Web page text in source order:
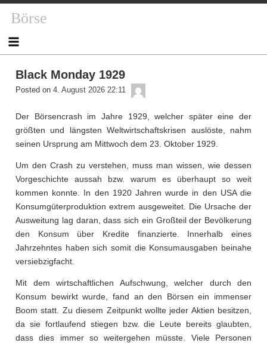
Börse
Black Monday 1929
Posted on 4. August 2026 22:11
Der Börsencrash im Jahre 1929, welcher später eine der
größten und längsten Weltwirtschaftskrisen auslöste, nahm
seinen Ursprung am Mittwoch dem 23. Oktober 1929.
Um den Crash zu verstehen, muss man wissen, wie dessen
Vorgeschichte aussah bzw. warum es überhaupt so weit
kommen konnte. In den 1920 Jahren wurde in den USA die
Konsumgüterproduktion extrem ausgeweitet. Die Ursache der
Ausweitung lag daran, dass sich ein Großteil der Bevölkerung
den Konsum über Kredite finanzierte. Innerhalb eines
Jahrzehntes haben sich somit die Konsumausgaben beinahe
versiebzigfacht.
Mit dem wirtschaftlichen Aufschwung, welcher durch den
Konsum bewirkt wurde, fand an den Börsen ein immenser
Boom statt. Zu diesem Zeitpunkt wollte jeder Aktien besitzen,
da sie fortlaufend stiegen bzw. die Leute bereits glaubten,
dass dies immer so weitergehen müsste. Viele Personen